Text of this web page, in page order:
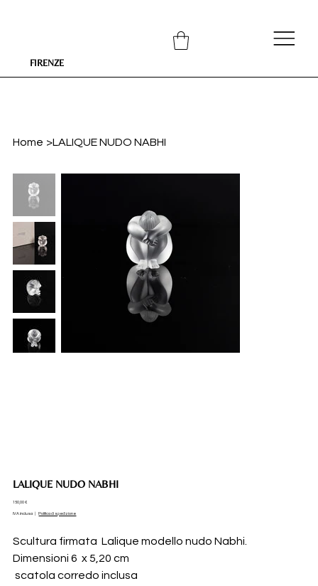
FIRENZE
Home >LALIQUE NUDO NABHI
LALIQUE NUDO NABHI
Prezzo
150,00 €
IVA inclusa Politica di spedizione
Scultura firmata Lalique modello nudo Nabhi.
Dimensioni 6 x 5,20 cm
scatola corredo inclusa